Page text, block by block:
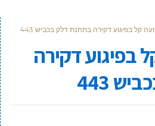
קל בפיגוע דקירה בתחנת דלק בכביש 443
בפיגוע דקירה
443